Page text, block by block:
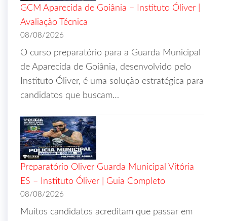
GCM Aparecida de Goiânia – Instituto Óliver |
Avaliação Técnica
08/08/2026
O curso preparatório para a Guarda Municipal
de Aparecida de Goiânia, desenvolvido pelo
Instituto Óliver, é uma solução estratégica para
candidatos que buscam…
Preparatório Oliver Guarda Municipal Vitória
ES – Instituto Óliver | Guia Completo
08/08/2026
Muitos candidatos acreditam que passar em